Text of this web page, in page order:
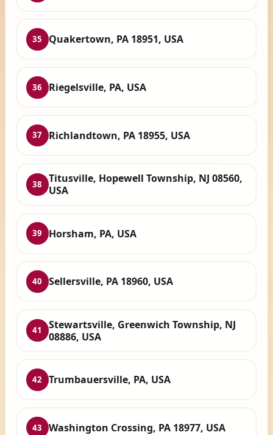
35 Quakertown, PA 18951, USA
36 Riegelsville, PA, USA
37 Richlandtown, PA 18955, USA
38
Titusville, Hopewell Township, NJ 08560,
USA
39 Horsham, PA, USA
40 Sellersville, PA 18960, USA
41
Stewartsville, Greenwich Township, NJ
08886, USA
42 Trumbauersville, PA, USA
43 Washington Crossing, PA 18977, USA